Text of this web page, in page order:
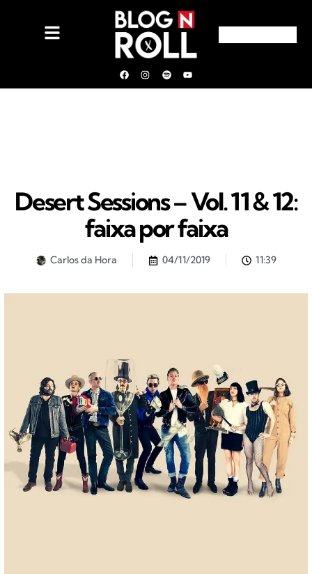
Desert Sessions – Vol. 11 & 12:
faixa por faixa
Carlos da Hora 04/11/2019 11:39